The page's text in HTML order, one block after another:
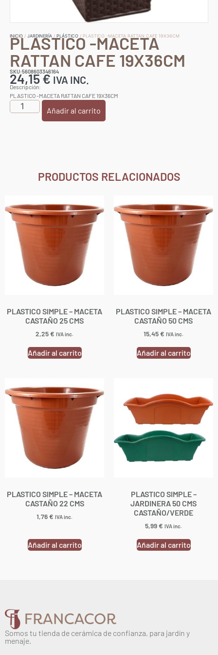
INICIO / JARDINERÍA / PLÁSTICO / PLASTICO -MACETA RATTAN CAFE 19X36CM
PLASTICO -MACETA
RATTAN CAFE 19X36CM
SKU:5608603346164
24,15€ IVA INC.
Descripción:
PLASTICO -MACETA RATTAN CAFE 19X36CM
Añadir al carrito
PRODUCTOS RELACIONADOS
PLASTICO SIMPLE – MACETA
CASTAÑO 25 CMS
2,25€ IVA inc.
Añadir al carrito
PLASTICO SIMPLE – MACETA
CASTAÑO 50 CMS
15,45€ IVA inc.
Añadir al carrito
PLASTICO SIMPLE – MACETA
CASTAÑO 22 CMS
1,76€ IVA inc.
Añadir al carrito
PLASTICO SIMPLE –
JARDINERA 50 CMS
CASTAÑO/VERDE
5,99€ IVA inc.
Añadir al carrito
Somos tu tienda de cerámica de confianza, para jardín y
menaje.